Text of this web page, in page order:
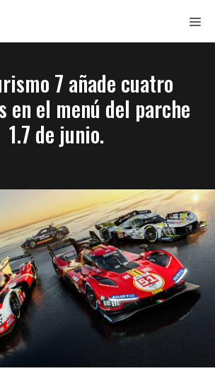
7 añade cuatro
en el menú del parche
1.7 de junio.